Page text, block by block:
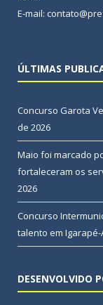
E-mail:
ÚLTIMAS
Concurso Garota
de 2026
Maio foi marcado
fortaleceram os
2026
Concurso
talento em Igarapé-
DESENVOLVIDO